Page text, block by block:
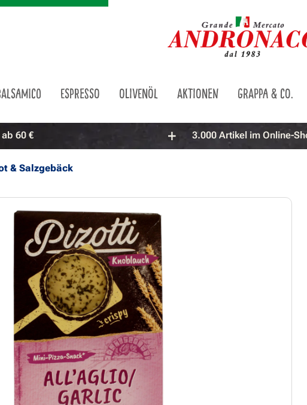
ESPRESSO OLIVENÖL AKTIONEN GRAPPA & CO.
60 € 3.000 Artikel im Online-
& Salzgebäck